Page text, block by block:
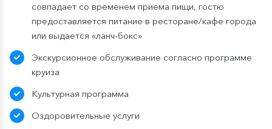
совпадает со временем приема пищи, гостю
предоставляется питание в ресторане/кафе города
или выдается «ланч-бокс»
Экскурсионное обслуживание согласно программе
круиза
Культурная программа
Оздоровительные услуги